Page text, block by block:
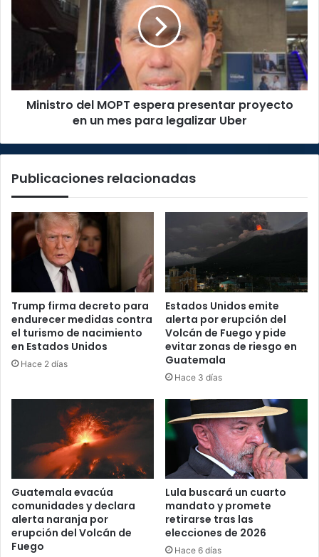
espera
presentar
proyecto
un
mes
paraMinistro del MOPT espera presentar proyecto
en un mes para legalizar Uber
Publicaciones relacionadas
Trump firma decreto para
endurecer medidas contra
el turismo de nacimiento
en Estados Unidos
Hace 2 días
Estados Unidos emite
alerta por erupción del
Volcán de Fuego y pide
evitar zonas de riesgo en
Guatemala
Hace 3 días
Guatemala evacúa
comunidades y declara
alerta naranja por
erupción del Volcán de
Fuego
Lula buscará un cuarto
mandato y promete
retirarse tras las
elecciones de 2026
Hace 6 días